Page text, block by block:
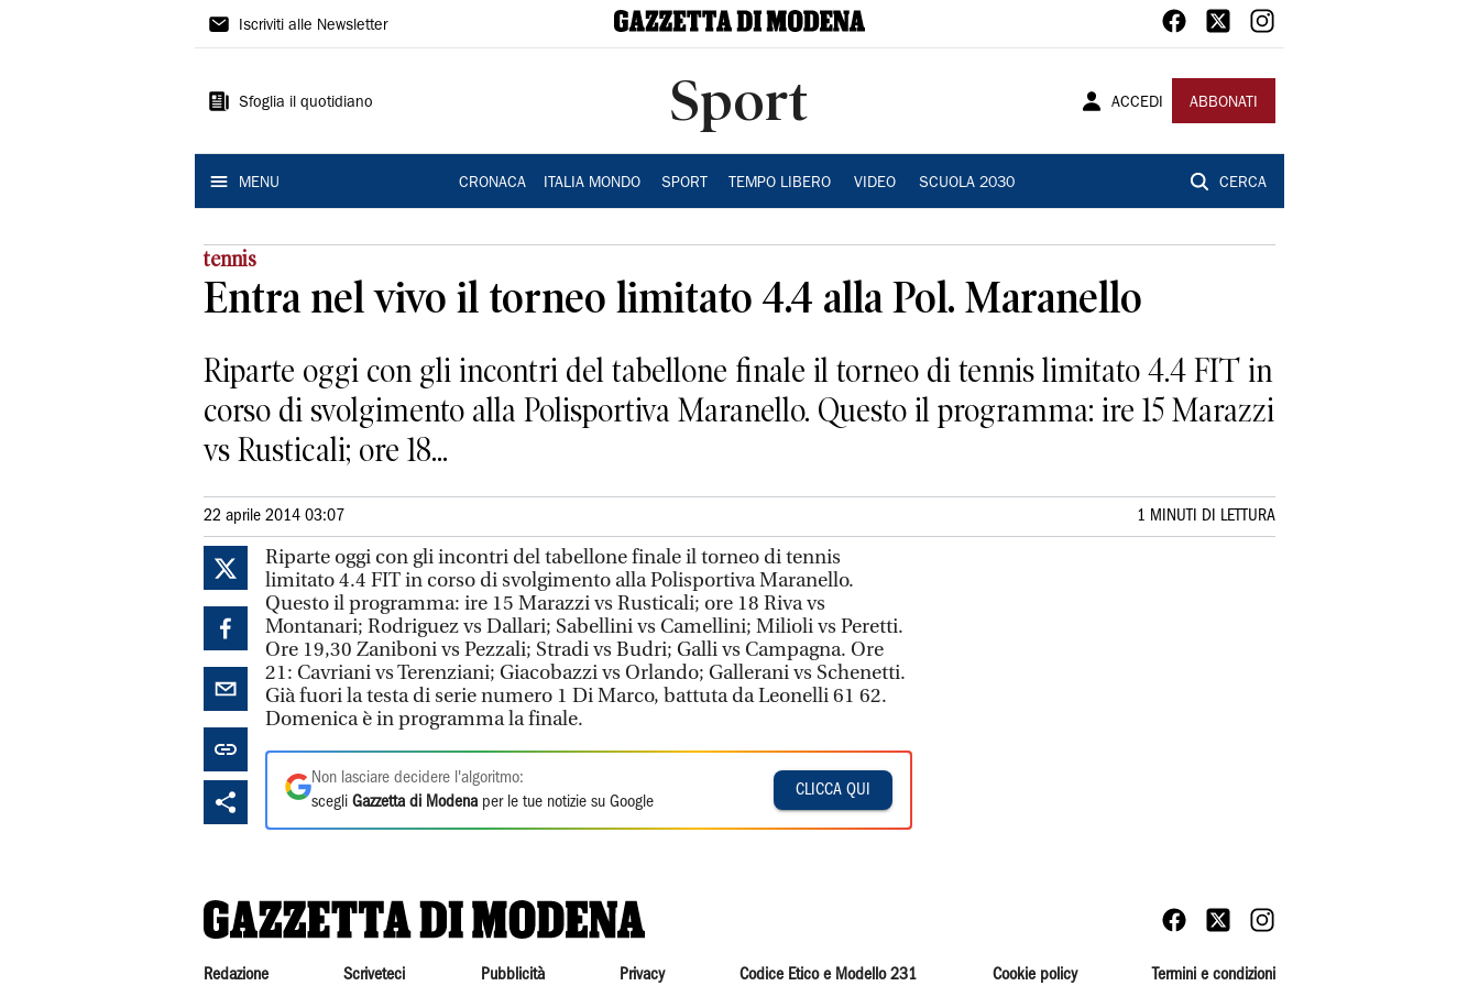
Gazzetta
Modena
Iscriviti alle Newsletter
Sfoglia il quotidiano Sport ACCEDI ABBONATI
MENU CRONACA ITALIA MONDO SPORT TEMPO LIBERO VIDEO SCUOLA 2030 CERCA
tennis
Entra nel vivo il torneo limitato 4.4 alla Pol. Maranello
Riparte oggi con gli incontri del tabellone finale il torneo di tennis limitato 4.4 FIT in
corso di svolgimento alla Polisportiva Maranello. Questo il programma: ire 15 Marazzi
vs Rusticali; ore 18...
22 aprile 2014 03:07 1 MINUTI DI LETTURA
Riparte oggi con gli incontri del tabellone finale il torneo di tennis
limitato 4.4 FIT in corso di svolgimento alla Polisportiva Maranello.
Questo il programma: ire 15 Marazzi vs Rusticali; ore 18 Riva vs
Montanari; Rodriguez vs Dallari; Sabellini vs Camellini; Milioli vs Peretti.
Ore 19,30 Zaniboni vs Pezzali; Stradi vs Budri; Galli vs Campagna. Ore
21: Cavriani vs Terenziani; Giacobazzi vs Orlando; Gallerani vs Schenetti.
Già fuori la testa di serie numero 1 Di Marco, battuta da Leonelli 61 62.
Domenica è in programma la finale.
Non lasciare decidere l'algoritmo:
scegli Gazzetta di Modena per le tue notizie su Google
CLICCA QUI
Redazione Scriveteci Pubblicità Privacy Codice Etico e Modello 231 Cookie policy Termini e condizioni